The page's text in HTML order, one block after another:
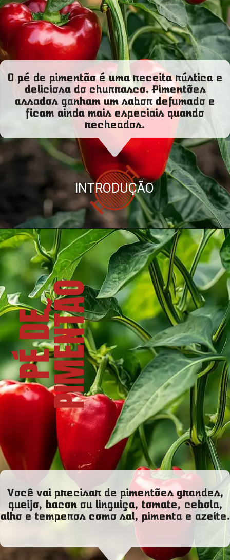
O pé de pimentão é uma receita rústica e
deliciosa do churrasco. Pimentões
assados ganham um sabor defumado e
ficam ainda mais especiais quando
recheados.
INTRODUÇÃO
P
É
D
E
P
I
M
E
N
T
ÃO
Você vai precisar de pimentões grandes,
queijo, bacon ou linguiça, tomate, cebola,
alho e temperos como sal, pimenta e azeite.